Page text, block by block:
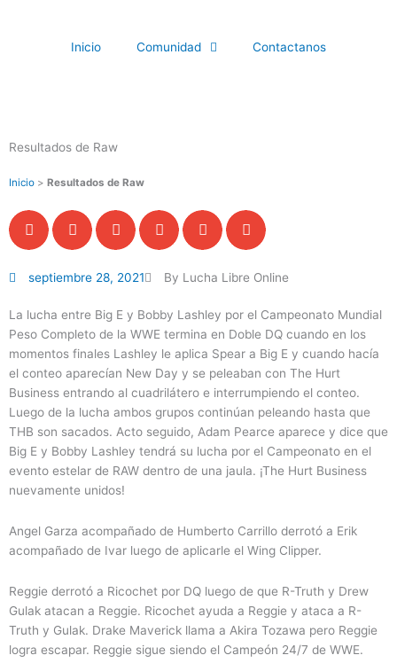
Inicio Comunidad Contactanos
Resultados de Raw
Inicio > Resultados de Raw
septiembre 28, 2021 By Lucha Libre Online
La lucha entre Big E y Bobby Lashley por el Campeonato Mundial
Peso Completo de la WWE termina en Doble DQ cuando en los
momentos finales Lashley le aplica Spear a Big E y cuando hacía
el conteo aparecían New Day y se peleaban con The Hurt
Business entrando al cuadrilátero e interrumpiendo el conteo.
Luego de la lucha ambos grupos continúan peleando hasta que
THB son sacados. Acto seguido, Adam Pearce aparece y dice que
Big E y Bobby Lashley tendrá su lucha por el Campeonato en el
evento estelar de RAW dentro de una jaula. ¡The Hurt Business
nuevamente unidos!
Angel Garza acompañado de Humberto Carrillo derrotó a Erik
acompañado de Ivar luego de aplicarle el Wing Clipper.
Reggie derrotó a Ricochet por DQ luego de que R-Truth y Drew
Gulak atacan a Reggie. Ricochet ayuda a Reggie y ataca a R-
Truth y Gulak. Drake Maverick llama a Akira Tozawa pero Reggie
logra escapar. Reggie sigue siendo el Campeón 24/7 de WWE.